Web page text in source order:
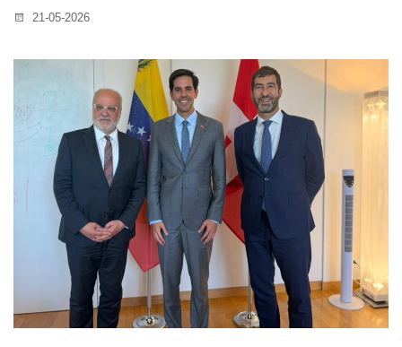
21-05-2026